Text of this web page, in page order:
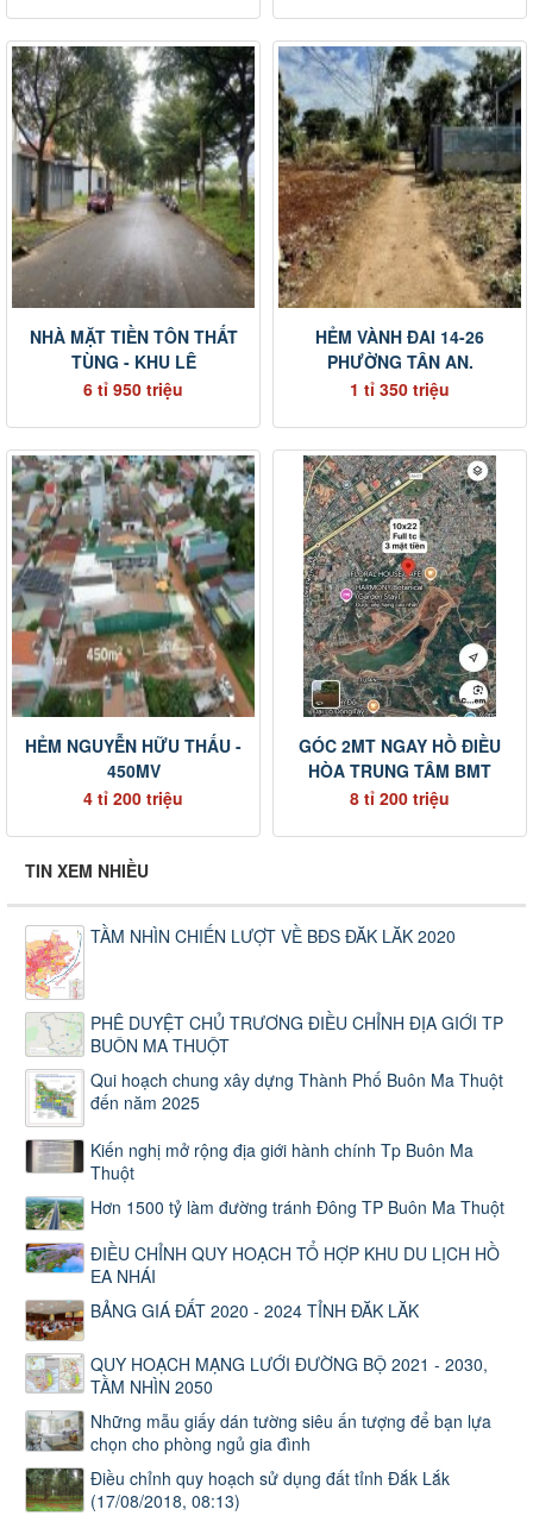
NHÀ MẶT TIỀN TÔN THẤT
TÙNG - KHU LÊ
6 tỉ 950 triệu
HẺM VÀNH ĐAI 14-26
PHƯỜNG TÂN AN.
1 tỉ 350 triệu
HẺM NGUYỄN HỮU THẤU -
450MV
4 tỉ 200 triệu
GÓC 2MT NGAY HỒ ĐIỀU
HÒA TRUNG TÂM BMT
8 tỉ 200 triệu
TIN XEM NHIỀU
TẦM NHÌN CHIẾN LƯỢT VỀ BĐS ĐĂK LĂK 2020
PHÊ DUYỆT CHỦ TRƯƠNG ĐIỀU CHỈNH ĐỊA GIỚI TP
BUÔN MA THUỘT
Qui hoạch chung xây dựng Thành Phố Buôn Ma Thuột
đến năm 2025
Kiến nghị mở rộng địa giới hành chính Tp Buôn Ma
Thuột
Hơn 1500 tỷ làm đường tránh Đông TP Buôn Ma Thuột
ĐIỀU CHỈNH QUY HOẠCH TỔ HỢP KHU DU LỊCH HỒ
EA NHÁI
BẢNG GIÁ ĐẤT 2020 - 2024 TỈNH ĐĂK LĂK
QUY HOẠCH MẠNG LƯỚI ĐƯỜNG BỘ 2021 - 2030,
TẦM NHÌN 2050
Những mẫu giấy dán tường siêu ấn tượng để bạn lựa
chọn cho phòng ngủ gia đình
Điều chỉnh quy hoạch sử dụng đất tỉnh Đắk Lắk
(17/08/2018, 08:13)